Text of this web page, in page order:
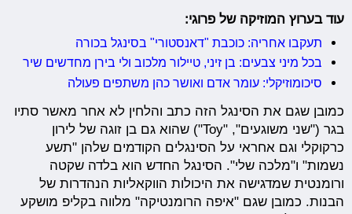
עוד בערוץ המוזיקה של פרוגי:
תעקבו אחריה: כוכבת "דאנסטורי" בסינגל בכורה
בכל מיני צבעים: בן זיני, טיילור מלכוב ולי בירן מחדשים שיר
סיכומוזיקלי: עומר אדם ואושר כהן משתפים פעולה
כמובן שגם את הסינגל הזה כתב והלחין לא אחר מאשר סתיו
בגר ("שני משוגעים", "Toy") שהוא גם בן זוגה של לירון
כרקוקלי וגם אחראי על הסינגלים הקודמים שלהן "תשע
נשמות" ו"מלכה שלי". הסינגל החדש הוא בלדה שקטה
ורומנטית שמדגישה את היכולות הווקאליות הנהדרות של
הבנות. כמובן שגם "איפה הרומנטיקה" מלווה בקליפ מושקע